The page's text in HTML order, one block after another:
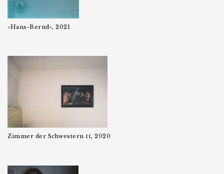
»Hans-Bernd«, 2021
Zimmer der Schwestern II, 2020